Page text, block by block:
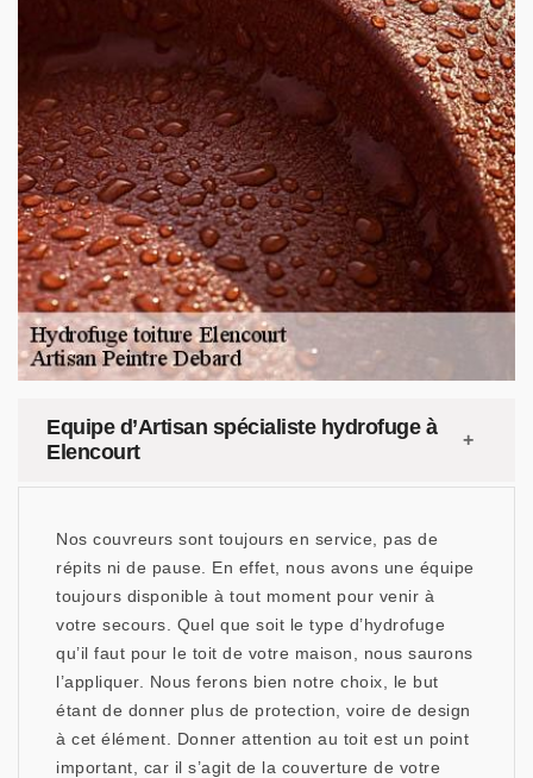
Equipe d’Artisan spécialiste hydrofuge à
Elencourt
Nos couvreurs sont toujours en service, pas de
répits ni de pause. En effet, nous avons une équipe
toujours disponible à tout moment pour venir à
votre secours. Quel que soit le type d’hydrofuge
qu’il faut pour le toit de votre maison, nous saurons
l’appliquer. Nous ferons bien notre choix, le but
étant de donner plus de protection, voire de design
à cet élément. Donner attention au toit est un point
important, car il s’agit de la couverture de votre